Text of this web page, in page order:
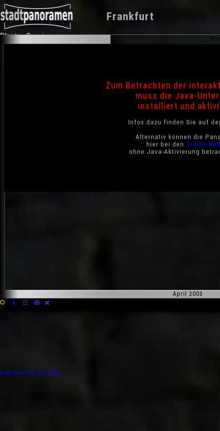
Frankfurt
Photo-Service
Zum Betrachten der
muss die Java-
installiert und
Infos dazu finden Sie auf
Alternativ können die
hier bei den Städte-
ohne Java-Aktivierung
April 2003
Impressum Kontakt